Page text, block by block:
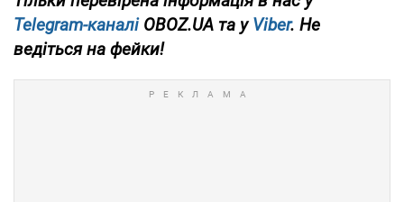
Telegram-каналіOBOZ.UA та уViber. Не
ведіться на фейки!